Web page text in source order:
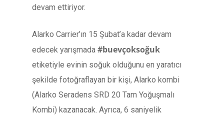
devam ettiriyor.
Alarko Carrier’ın 15 Şubat’a kadar devam
edecek yarışmada #buevçoksoğuk
etiketiyle evinin soğuk olduğunu en yaratıcı
şekilde fotoğraflayan bir kişi, Alarko kombi
(Alarko Seradens SRD 20 Tam Yoğuşmalı
Kombi) kazanacak. Ayrıca, 6 saniyelik